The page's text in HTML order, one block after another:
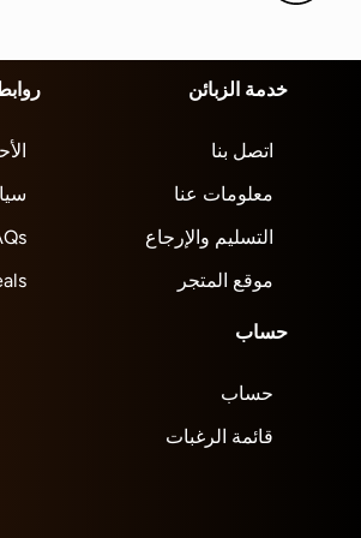
خدمة الزبائن
اتصل بنا
معلومات عنا
التسليم والإرجاع
موقع المتجر
حساب
حساب
قائمة الرغبات